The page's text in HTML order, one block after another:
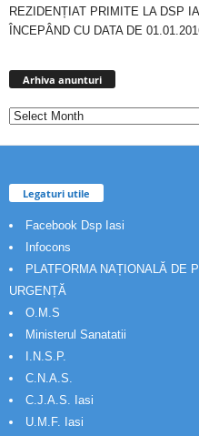
REZIDENȚIAT PRIMITE LA DSP
ÎNCEPÂND CU DATA DE
Arhiva anunturi
Legaturi utile
Facebook Dsp Iasi
Infocons
PLATFORMA NAȚIONALĂ DE
URGENȚĂ
O.M.S
Ministerul Sanatatii
I.N.S.P.
C.N.A.S.
C.J.A.S. Iasi
U.M.F. Iasi